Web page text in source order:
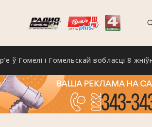
і Гомельскай вобласці 8 жніўня